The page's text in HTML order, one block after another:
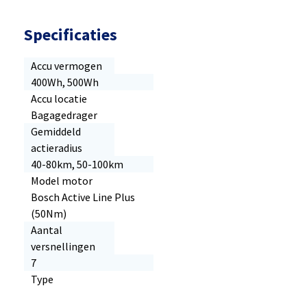
Specificaties
Accu vermogen
400Wh, 500Wh
Accu locatie
Bagagedrager
Gemiddeld
actieradius
40-80km, 50-100km
Model motor
Bosch Active Line Plus
(50Nm)
Aantal
versnellingen
7
Type